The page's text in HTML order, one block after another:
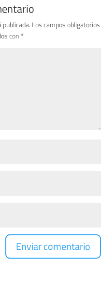
Los campos obligatorios
con *